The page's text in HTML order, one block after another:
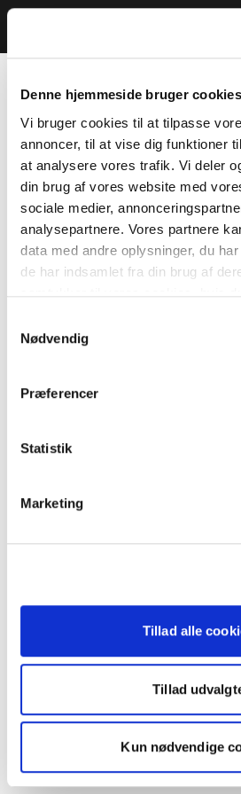
Denne hjemmeside bruger cookies
Vi bruger cookies til at tilpasse
annoncer, til at vise dig funktioner
at analysere vores trafik. Vi deler
din brug af vores website med
sociale medier,
analysepartnere. Vores partnere
data med andre oplysninger, du
de har indsamlet fra din brug af
Nødvendig
Præferencer
Statistik
Marketing
Tillad alle
Tillad
Kun nødvendige